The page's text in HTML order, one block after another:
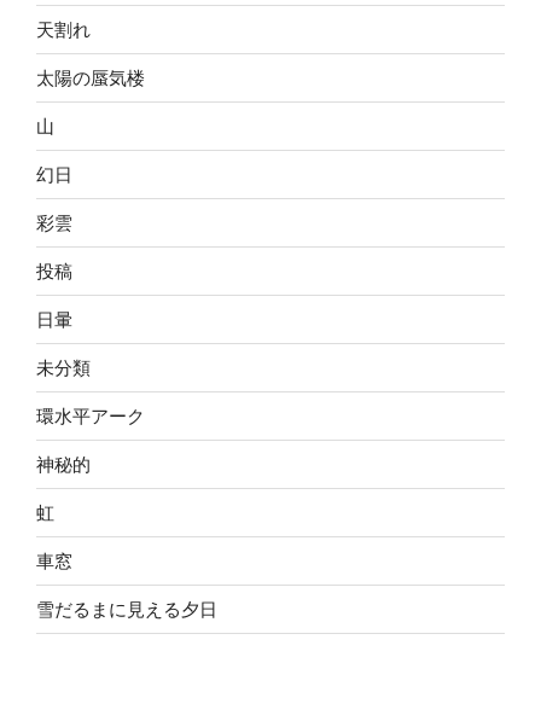
天割れ
太陽の蜃気楼
山
幻日
彩雲
投稿
日暈
未分類
環水平アーク
神秘的
虹
車窓
雪だるまに見える夕日